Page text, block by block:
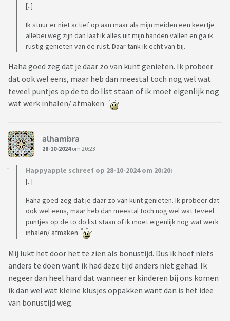
[..]
Ik stuur er niet actief op aan maar als mijn meiden een keertje
allebei weg zijn dan laat ik alles uit mijn handen vallen en ga ik
rustig genieten van de rust. Daar tank ik echt van bij.
Haha goed zeg dat je daar zo van kunt genieten. Ik probeer
dat ook wel eens, maar heb dan meestal toch nog wel wat
teveel puntjes op de to do list staan of ik moet eigenlijk nog
wat werk inhalen/ afmaken
alhambra
28-10-2024om 20:23
Happyapple schreef op 28-10-2024 om 20:20:
[..]
Haha goed zeg dat je daar zo van kunt genieten. Ik probeer dat
ook wel eens, maar heb dan meestal toch nog wel wat teveel
puntjes op de to do list staan of ik moet eigenlijk nog wat werk
inhalen/ afmaken
Mij lukt het door het te zien als bonustijd. Dus ik hoef niets
anders te doen want ik had deze tijd anders niet gehad. Ik
negeer dan heel hard dat wanneer er kinderen bij ons komen
ik dan wel wat kleine klusjes oppakken want dan is het idee
van bonustijd weg.